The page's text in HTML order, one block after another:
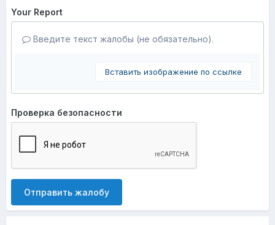
Your Report
Введите текст жалобы (не обязательно).
Вставить изображение по ссылке
Проверка безопасности
Отправить жалобу